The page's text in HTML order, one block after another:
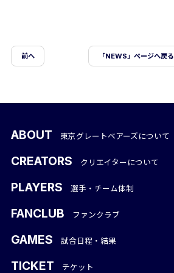
前ヘ 「NEWS」ページへ戻る
ABOUT 東京グレートベアーズについて
CREATORS クリエイターについて
PLAYERS 選手・チーム体制
FANCLUB ファンクラブ
GAMES 試合日程・結果
TICKET チケット